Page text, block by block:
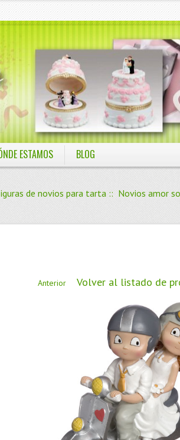
ESTAMOS BLOG
de novios para tarta :: Novios amor
Anterior Volver al listado de